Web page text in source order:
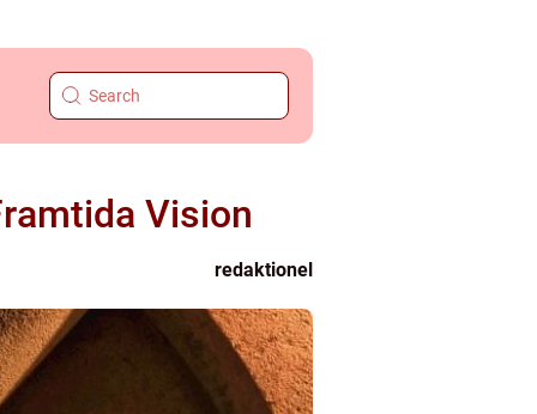
Vision
redaktionel